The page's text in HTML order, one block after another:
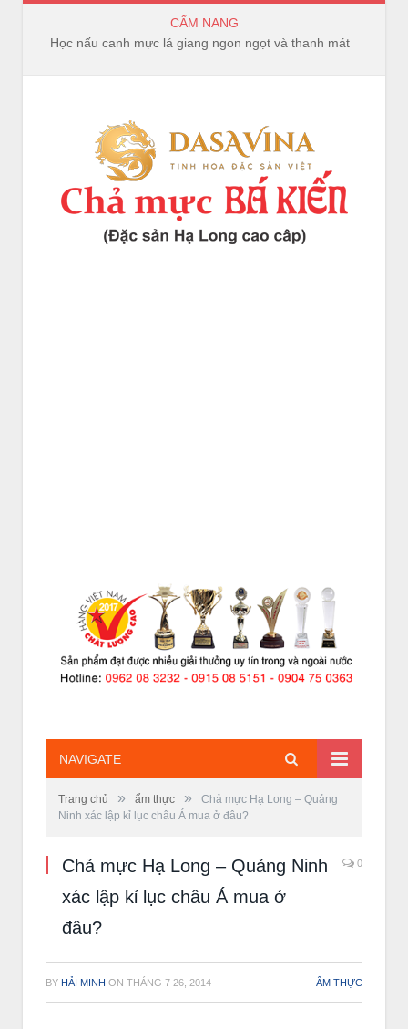
CẨM NANG
Học nấu canh mực lá giang ngon ngọt và thanh mát
NAVIGATE
Trang chủ » ẩm thực »
Chả mực Hạ Long – Quảng
Ninh xác lập kỉ lục châu Á mua ở đâu?
Chả mực Hạ Long – Quảng Ninh
xác lập kỉ lục châu Á mua ở
đâu?
0
BY HẢI MINH ON THÁNG 7 26, 2014 ẨM THỰC